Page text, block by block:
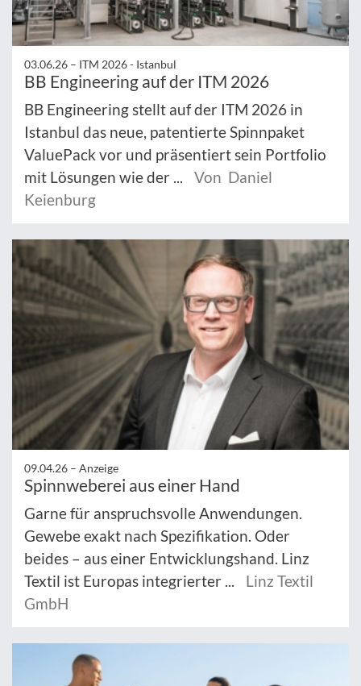
03.06.26 – ITM 2026 - Istanbul
BB Engineering auf der ITM 2026
BB Engineering stellt auf der ITM 2026 in
Istanbul das neue, patentierte Spinnpaket
ValuePack vor und präsentiert sein Portfolio
mit Lösungen wie der ...
Von Daniel
Keienburg
09.04.26 – Anzeige
Spinnweberei aus einer Hand
Garne für anspruchsvolle Anwendungen.
Gewebe exakt nach Spezifikation. Oder
beides – aus einer Entwicklungshand. Linz
Textil ist Europas integrierter ...
Linz Textil
GmbH